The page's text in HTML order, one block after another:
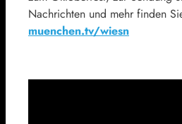
Nachrichten und mehr finden
muenchen.tv/wiesn